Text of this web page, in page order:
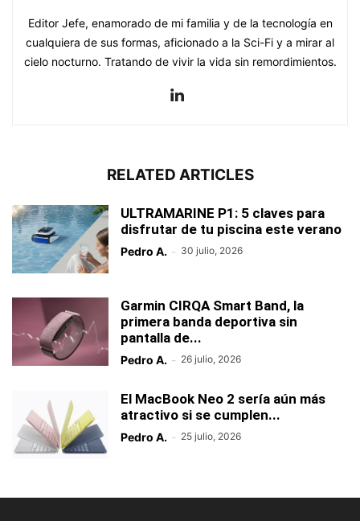
Editor Jefe, enamorado de mi familia y de la tecnología en
cualquiera de sus formas, aficionado a la Sci-Fi y a mirar al
cielo nocturno. Tratando de vivir la vida sin remordimientos.
RELATED ARTICLES
ULTRAMARINE P1: 5 claves para
disfrutar de tu piscina este verano
Pedro A. - 30 julio, 2026
Garmin CIRQA Smart Band, la
primera banda deportiva sin
pantalla de...
Pedro A. - 26 julio, 2026
El MacBook Neo 2 sería aún más
atractivo si se cumplen...
Pedro A. - 25 julio, 2026